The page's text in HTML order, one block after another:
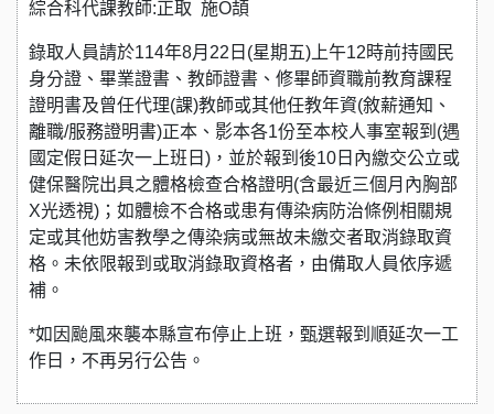
綜合科代課教師:正取 施O頡
錄取人員請於114年8月22日(星期五)上午12時前持國民
身分證、畢業證書、教師證書、修畢師資職前教育課程
證明書及曾任代理(課)教師或其他任教年資(敘薪通知、
離職/服務證明書)正本、影本各1份至本校人事室報到(遇
國定假日延次一上班日)，並於報到後10日內繳交公立或
健保醫院出具之體格檢查合格證明(含最近三個月內胸部
X光透視)；如體檢不合格或患有傳染病防治條例相關規
定或其他妨害教學之傳染病或無故未繳交者取消錄取資
格。未依限報到或取消錄取資格者，由備取人員依序遞
補。
*如因颱風來襲本縣宣布停止上班，甄選報到順延次一工
作日，不再另行公告。